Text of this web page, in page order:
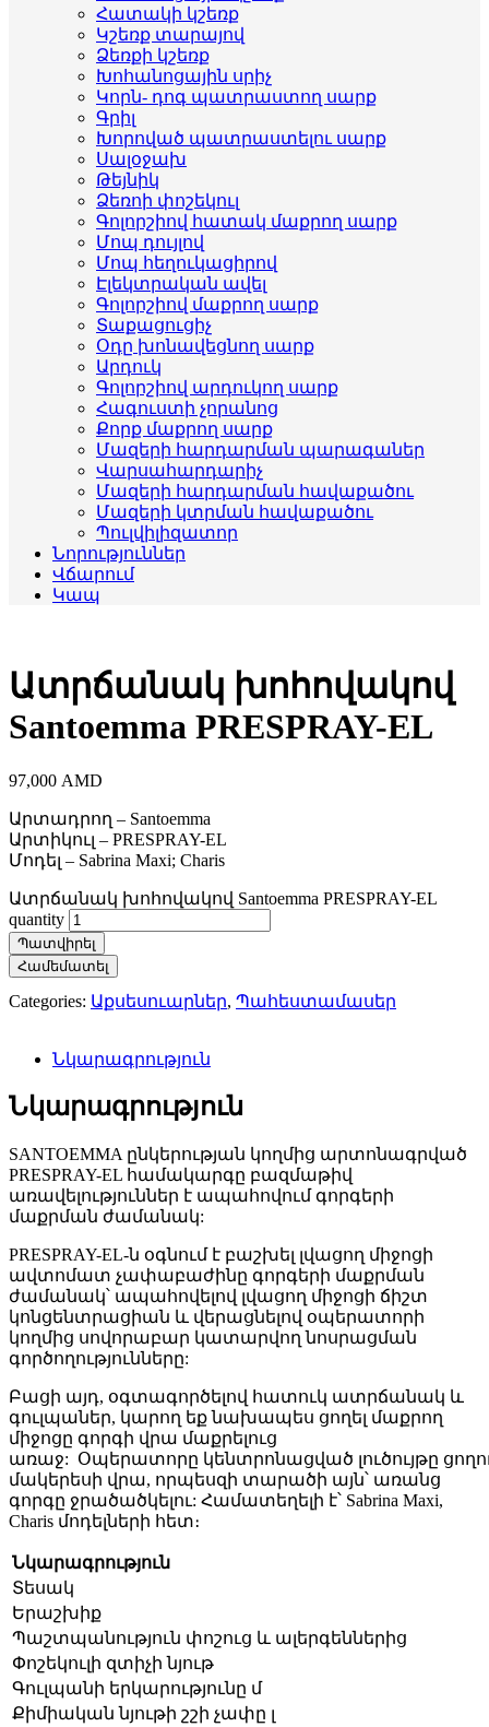
Հատակի կշեռք
Կշեռք տարայով
Ձեռքի կշեռք
Խոհանոցային սրիչ
Կորն- դոգ պատրաստող սարք
Գրիլ
Խորոված պատրաստելու սարք
Սալօջախ
Թեյնիկ
Ձեռոի փոշեկուլ
Գոլորշիով հատակ մաքրող սարք
Մոպ դույլով
Մոպ հեղուկացիրով
Էլեկտրական ավել
Գոլորշիով մաքրող սարք
Տաքացուցիչ
Օդը խոնավեցնող սարք
Արդուկ
Գոլորշիով արդուկող սարք
Հագուստի չորանոց
Քորք մաքրող սարք
Մազերի հարդարման պարագաներ
Վարսահարդարիչ
Մազերի հարդարման հավաքածու
Մազերի կտրման հավաքածու
Պուլվիլիզատոր
Նորություններ
Վճարում
Կապ
Ատրճանակ խոհովակով
Santoemma PRESPRAY-EL
97,000 AMD
Արտադրող – Santoemma
Արտիկուլ – PRESPRAY-EL
Մոդել – Sabrina Maxi; Charis
Ատրճանակ խոհովակով Santoemma PRESPRAY-EL
quantity
Պատվիրել
Համեմատել
Categories: Աքսեսուարներ, Պահեստամասեր
Նկարագրություն
Նկարագրություն
SANTOEMMA ընկերության կողմից արտոնագրված
PRESPRAY-EL համակարգը բազմաթիվ
առավելություններ է ապահովում գորգերի
մաքրման ժամանակ:
PRESPRAY-EL-ն օգնում է բաշխել լվացող միջոցի
ավտոմատ չափաբաժինը գորգերի մաքրման
ժամանակ՝ ապահովելով լվացող միջոցի ճիշտ
կոնցենտրացիան և վերացնելով օպերատորի
կողմից սովորաբար կատարվող նոսրացման
գործողությունները:
Բացի այդ, օգտագործելով հատուկ ատրճանակ և
գուլպաներ, կարող եք նախապես ցողել մաքրող
միջոցը գորգի վրա մաքրելուց
առաջ: Օպերատորը կենտրոնացված լուծույթը
մակերեսի վրա, որպեսզի տարածի այն՝ առանց
գորգը ջրածածկելու: Համատեղելի է՝ Sabrina Maxi,
Charis մոդելների հետ։
Նկարագրություն
Տեսակ
Երաշխիք
Պաշտպանություն փոշուց և ալերգեններից
Փոշեկուլի զտիչի նյութ
Գուլպանի երկարությունը մ
Քիմիական նյութի շշի չափը լ